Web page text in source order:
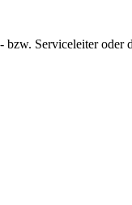
Serviceleiter oder